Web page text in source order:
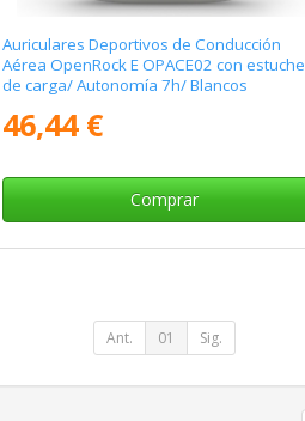
Auriculares Deportivos de Conducción
Aérea OpenRock E OPACE02 con estuche
de carga/ Autonomía 7h/ Blancos
46,44 €
Comprar
Ant. 01 Sig.